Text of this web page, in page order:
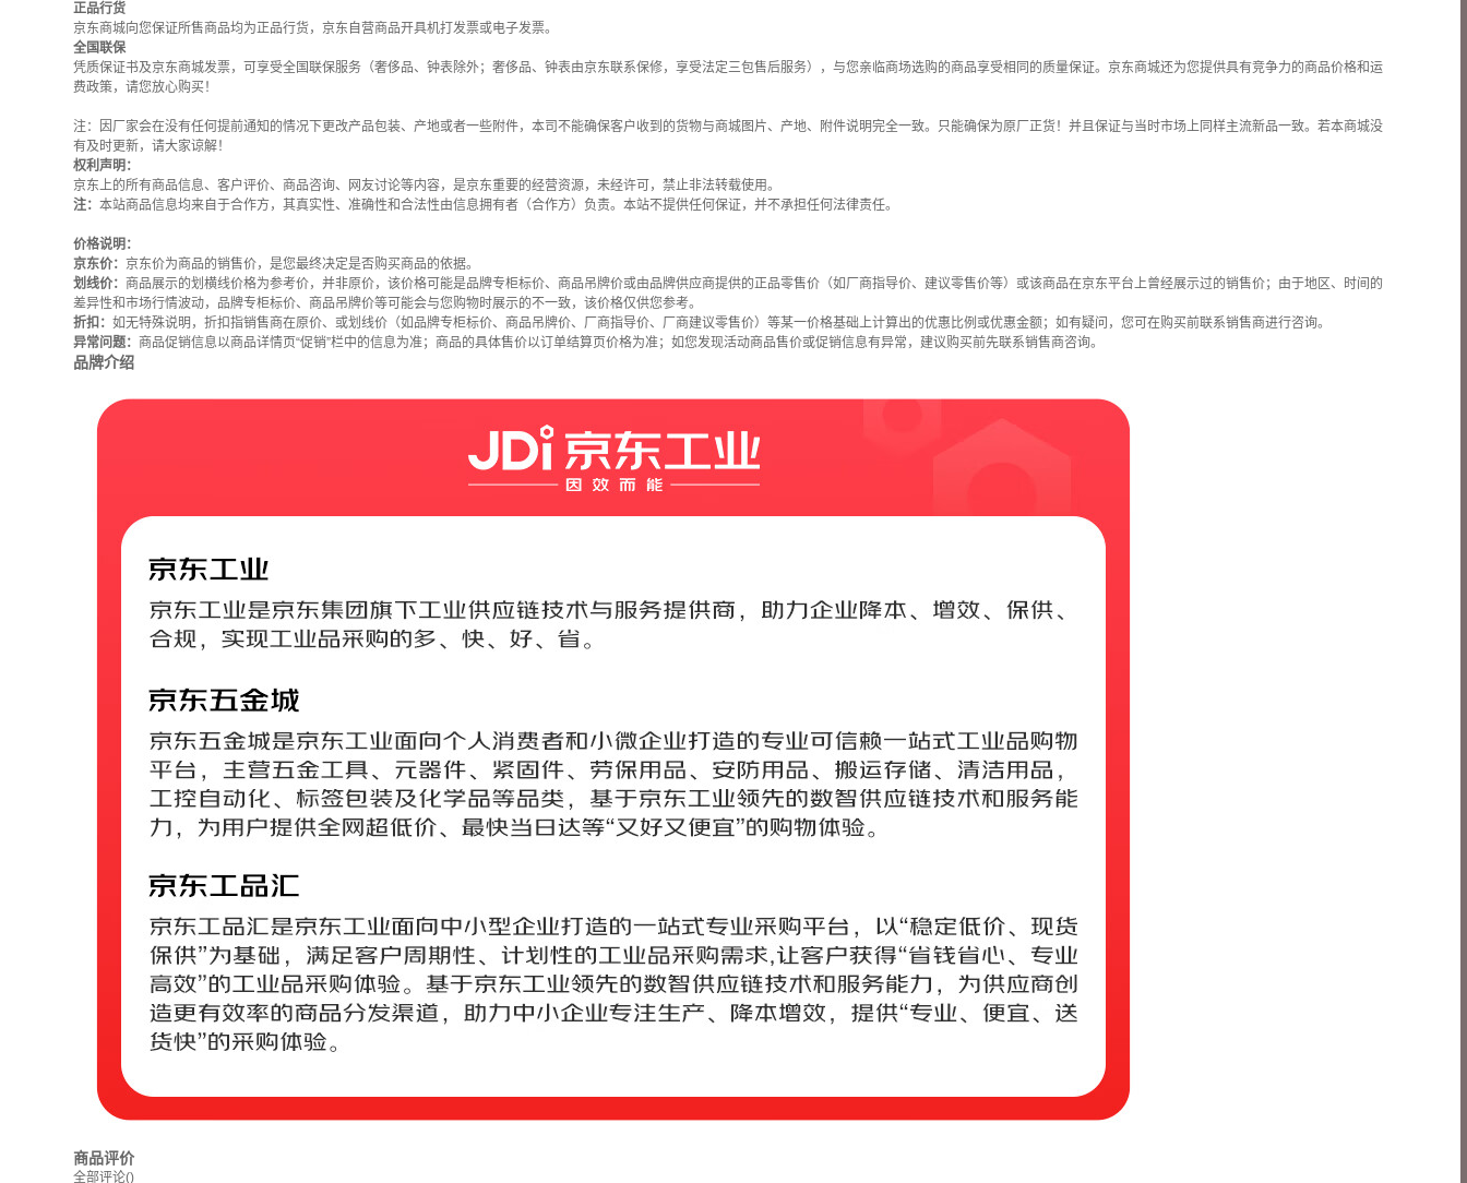
正品行货
京东商城向您保证所售商品均为正品行货，京东自营商品开具机打发票或电子发票。
全国联保
凭质保证书及京东商城发票，可享受全国联保服务（奢侈品、钟表除外；奢侈品、钟表由京东联系保修，享受法定三包售后服务），与您亲临商场选购的商品享受相同的质量保证。京东商城还为您提供具有竞争力的商品价格和运
费政策，请您放心购买！
注：因厂家会在没有任何提前通知的情况下更改产品包装、产地或者一些附件，本司不能确保客户收到的货物与商城图片、产地、附件说明完全一致。只能确保为原厂正货！并且保证与当时市场上同样主流新品一致。若本商城没
有及时更新，请大家谅解！
权利声明：
京东上的所有商品信息、客户评价、商品咨询、网友讨论等内容，是京东重要的经营资源，未经许可，禁止非法转载使用。
注： 本站商品信息均来自于合作方，其真实性、准确性和合法性由信息拥有者（合作方）负责。本站不提供任何保证，并不承担任何法律责任。
价格说明：
京东价： 京东价为商品的销售价，是您最终决定是否购买商品的依据。
划线价： 商品展示的划横线价格为参考价，并非原价，该价格可能是品牌专柜标价、商品吊牌价或由品牌供应商提供的正品零售价（如厂商指导价、建议零售价等）或该商品在京东平台上曾经展示过的销售价；由于地区、时间的
差异性和市场行情波动，品牌专柜标价、商品吊牌价等可能会与您购物时展示的不一致，该价格仅供您参考。
折扣： 如无特殊说明，折扣指销售商在原价、或划线价（如品牌专柜标价、商品吊牌价、厂商指导价、厂商建议零售价）等某一价格基础上计算出的优惠比例或优惠金额；如有疑问，您可在购买前联系销售商进行咨询。
异常问题： 商品促销信息以商品详情页“促销”栏中的信息为准；商品的具体售价以订单结算页价格为准；如您发现活动商品售价或促销信息有异常，建议购买前先联系销售商咨询。
品牌介绍
商品评价
全部评论()